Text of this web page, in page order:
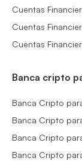
Cuentas
Cuentas
Cuentas
Banca cripto
Banca Cripto
Banca Cripto
Banca Cripto
Banca Cripto